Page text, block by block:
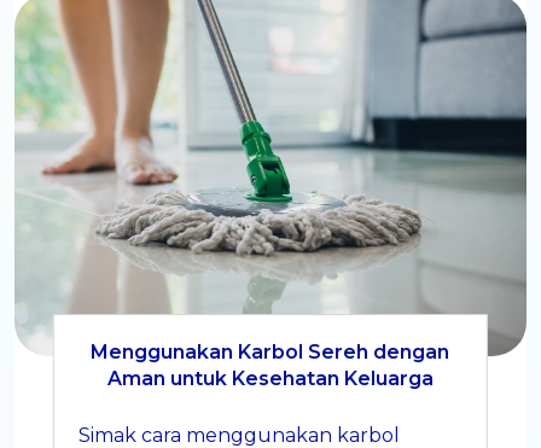
Menggunakan Karbol Sereh dengan
Aman untuk Kesehatan Keluarga
Simak cara menggunakan karbol